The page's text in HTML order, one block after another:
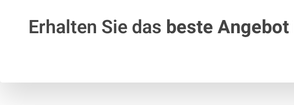
Erhalten Sie das beste Angebot